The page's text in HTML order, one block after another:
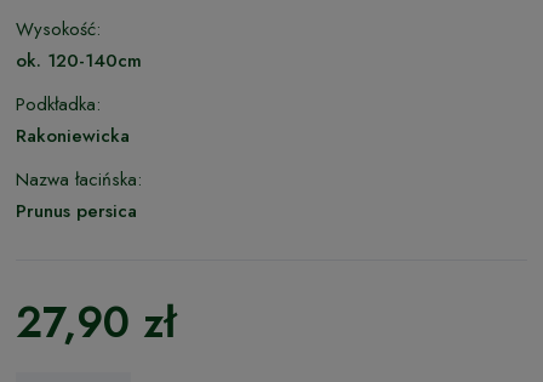
Wysokość:
ok. 120-140cm
Podkładka:
Rakoniewicka
Nazwa łacińska:
Prunus persica
27,90 zł